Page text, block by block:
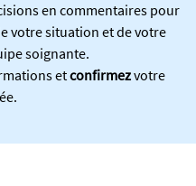
en commentaires pour
votre situation et de votre
soignante.
etconfirmezvotre